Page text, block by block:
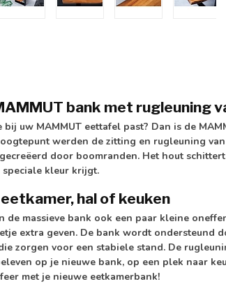
bank met rugleuning
uw MAMMUT eettafel past? Dan is de
werden de zitting en rugleuning
door boomranden. Het hout
kleur krijgt.
hal of keuken
massieve bank ook een paar kleine
extra geven. De bank wordt ondersteund
zorgen voor een stabiele stand. De
op je nieuwe bank, op een plek naar
met je nieuwe eetkamerbank!